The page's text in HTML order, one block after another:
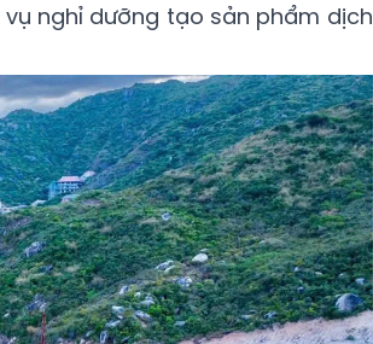
nghỉ dưỡng tạo sản phẩm dịch